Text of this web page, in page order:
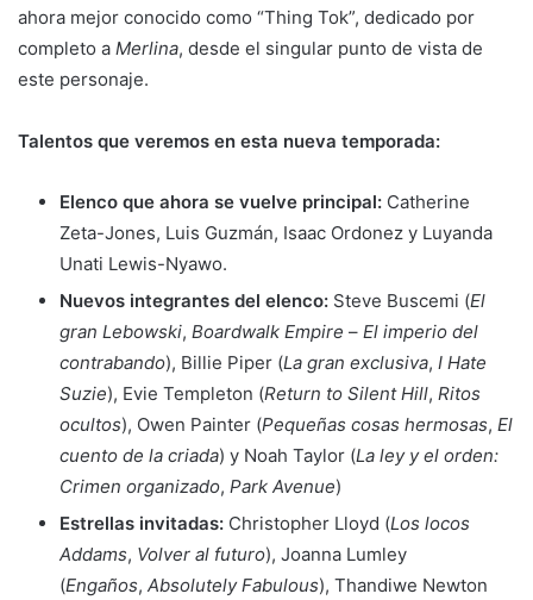
ahora mejor conocido como “Thing Tok”, dedicado por
completo a Merlina, desde el singular punto de vista de
este personaje.
Talentos que veremos en esta nueva temporada:
Elenco que ahora se vuelve principal: Catherine
Zeta-Jones, Luis Guzmán, Isaac Ordonez y Luyanda
Unati Lewis-Nyawo.
Nuevos integrantes del elenco: Steve Buscemi (El
gran Lebowski, Boardwalk Empire – El imperio del
contrabando), Billie Piper (La gran exclusiva, I Hate
Suzie), Evie Templeton (Return to Silent Hill, Ritos
ocultos), Owen Painter (Pequeñas cosas hermosas, El
cuento de la criada) y Noah Taylor (La ley y el orden:
Crimen organizado, Park Avenue)
Estrellas invitadas: Christopher Lloyd (Los locos
Addams, Volver al futuro), Joanna Lumley
(Engaños, Absolutely Fabulous), Thandiwe Newton